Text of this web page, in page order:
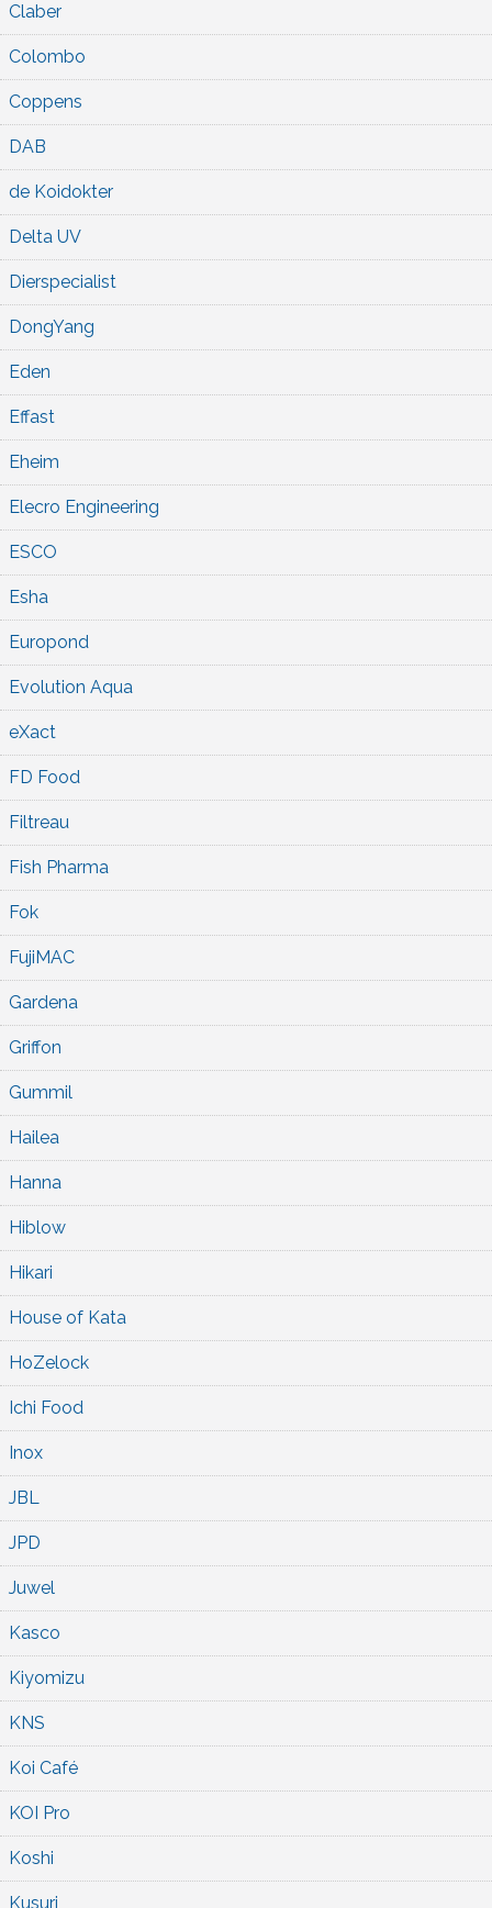
Claber
Colombo
Coppens
DAB
de Koidokter
Delta UV
Dierspecialist
DongYang
Eden
Effast
Eheim
Elecro Engineering
ESCO
Esha
Europond
Evolution Aqua
eXact
FD Food
Filtreau
Fish Pharma
Fok
FujiMAC
Gardena
Griffon
Gummil
Hailea
Hanna
Hiblow
Hikari
House of Kata
HoZelock
Ichi Food
Inox
JBL
JPD
Juwel
Kasco
Kiyomizu
KNS
Koi Café
KOI Pro
Koshi
Kusuri